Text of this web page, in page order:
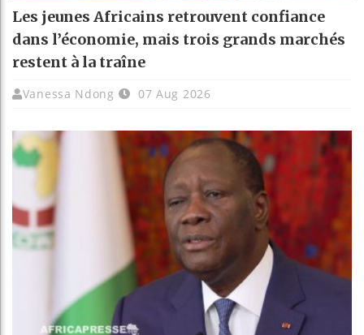
Les jeunes Africains retrouvent confiance
dans l’économie, mais trois grands marchés
restent à la traîne
Vanessa Ndong 07 Aug 2026